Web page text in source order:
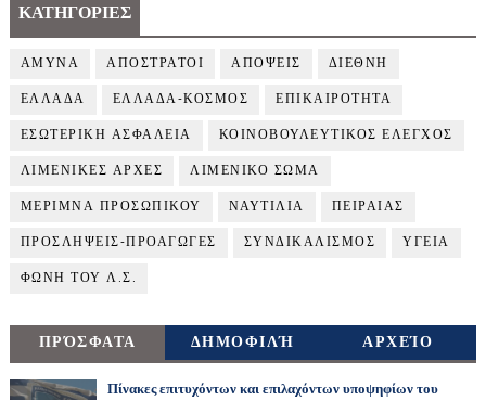
ΚΑΤΗΓΟΡΙΕΣ
ΑΜΥΝΑ ΑΠΟΣΤΡΑΤΟΙ ΑΠΟΨΕΙΣ ΔΙΕΘΝΗ
ΕΛΛΑΔΑ ΕΛΛΑΔΑ-ΚΟΣΜΟΣ ΕΠΙΚΑΙΡΟΤΗΤΑ
ΕΣΩΤΕΡΙΚΗ ΑΣΦΑΛΕΙΑ ΚΟΙΝΟΒΟΥΛΕΥΤΙΚΟΣ ΕΛΕΓΧΟΣ
ΛΙΜΕΝΙΚΕΣ ΑΡΧΕΣ ΛΙΜΕΝΙΚΟ ΣΩΜΑ
ΜΕΡΙΜΝΑ ΠΡΟΣΩΠΙΚΟΥ ΝΑΥΤΙΛΙΑ ΠΕΙΡΑΙΑΣ
ΠΡΟΣΛΗΨΕΙΣ-ΠΡΟΑΓΩΓΕΣ ΣΥΝΔΙΚΑΛΙΣΜΟΣ ΥΓΕΙΑ
ΦΩΝΗ ΤΟΥ Λ.Σ.
ΠΡΌΣΦΑΤΑ ΔΗΜΟΦΙΛΉ ΑΡΧΕΊΟ
Πίνακες επιτυχόντων και επιλαχόντων υποψηφίων του